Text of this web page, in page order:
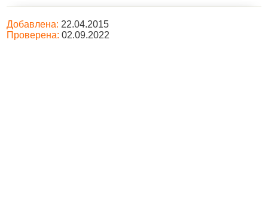
Добавлена: 22.04.2015
Проверена: 02.09.2022